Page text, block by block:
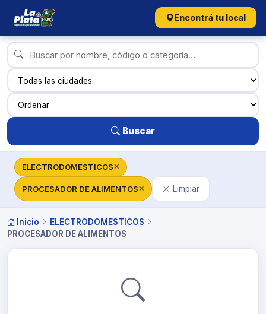
Encontrá tu local
Buscar
ELECTRODOMESTICOS✕
PROCESADOR DE ALIMENTOS✕ Limpiar
Inicio
ELECTRODOMESTICOS
PROCESADOR DE ALIMENTOS